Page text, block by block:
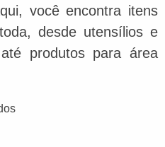
você encontra itens
desde utensílios e
produtos para área